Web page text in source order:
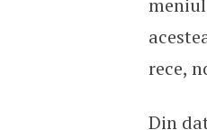
rece,
Din